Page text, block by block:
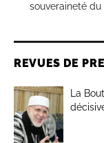
souveraineté du
REVUES DE
La